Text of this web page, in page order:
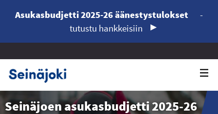
Asukasbudjetti 2025-26 äänestystulokset
-
tutustu hankkeisiin
Seinäjoen asukasbudjetti 2025-26